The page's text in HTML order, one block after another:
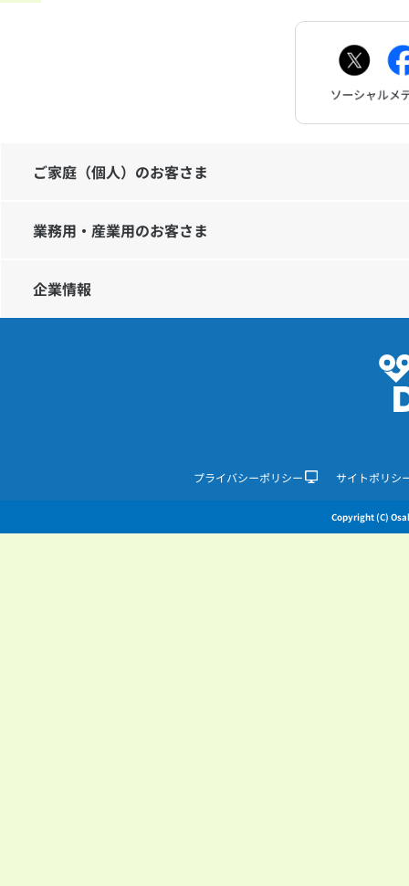
ご家庭（個人）のお客さま
業務用・産業用のお客さま
企業情報
プライバシーポリシー サイトポリシ
Copyright (C)